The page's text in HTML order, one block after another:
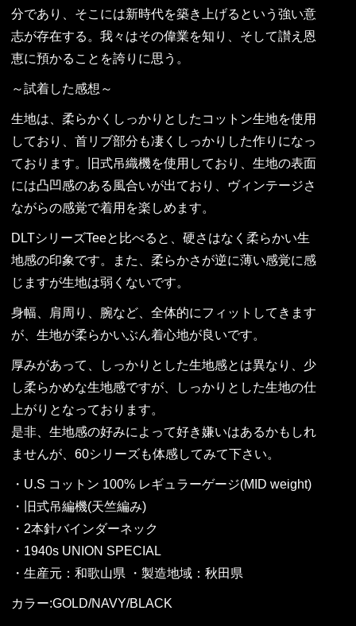
分であり、そこには新時代を築き上げるという強い意
志が存在する。我々はその偉業を知り、そして讃え恩
恵に預かることを誇りに思う。
～試着した感想～
生地は、柔らかくしっかりとしたコットン生地を使用
しており、首リブ部分も凄くしっかりした作りになっ
ております。旧式吊織機を使用しており、生地の表面
には凸凹感のある風合いが出ており、ヴィンテージさ
ながらの感覚で着用を楽しめます。
DLTシリーズTeeと比べると、硬さはなく柔らかい生
地感の印象です。また、柔らかさが逆に薄い感覚に感
じますが生地は弱くないです。
身幅、肩周り、腕など、全体的にフィットしてきます
が、生地が柔らかいぶん着心地が良いです。
厚みがあって、しっかりとした生地感とは異なり、少
し柔らかめな生地感ですが、しっかりとした生地の仕
上がりとなっております。
是非、生地感の好みによって好き嫌いはあるかもしれ
ませんが、60シリーズも体感してみて下さい。
・U.S コットン 100% レギュラーゲージ(MID weight)
・旧式吊編機(天竺編み)
・2本針バインダーネック
・1940s UNION SPECIAL
・生産元：和歌山県 ・製造地域：秋田県
カラー:GOLD/NAVY/BLACK